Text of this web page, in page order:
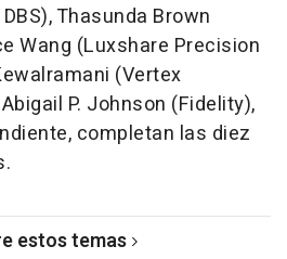
Thasunda Brown
Wang (Luxshare Precision
(Vertex
P. Johnson (Fidelity),
completan las diez
estos temas